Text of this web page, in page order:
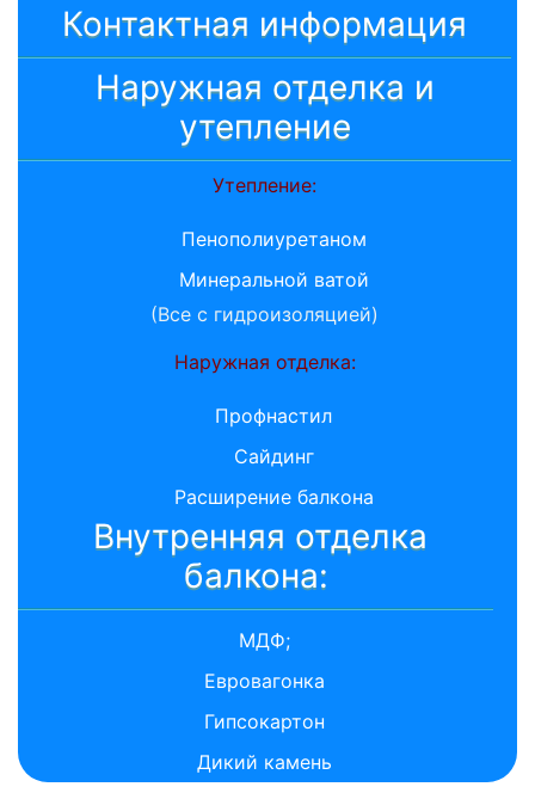
Контактная информация
Наружная отделка и
утепление
Утепление:
Пенополиуретаном
Минеральной ватой
(Все с гидроизоляцией)
Наружная отделка:
Профнастил
Сайдинг
Расширение балкона
Внутренняя отделка
балкона:
МДФ;
Евровагонка
Гипсокартон
Дикий камень